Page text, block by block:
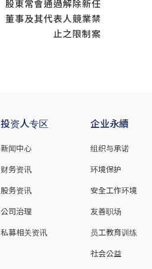
股東常會通過解除新任
董事及其代表人競業禁
止之限制案
投资人专区
新闻中心
财务资讯
股务资讯
公司治理
私募相关资讯
企业永續
组织与承诺
环境保护
安全工作环境
友善职场
员工教育训练
社会公益